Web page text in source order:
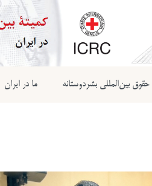
حقوق بین‌المللی بشردوستانه ما در ایران